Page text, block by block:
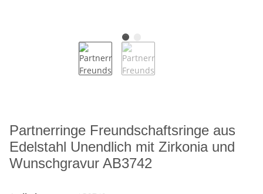
Partnerringe Freundschaftsringe aus
Edelstahl Unendlich mit Zirkonia und
Wunschgravur AB3742